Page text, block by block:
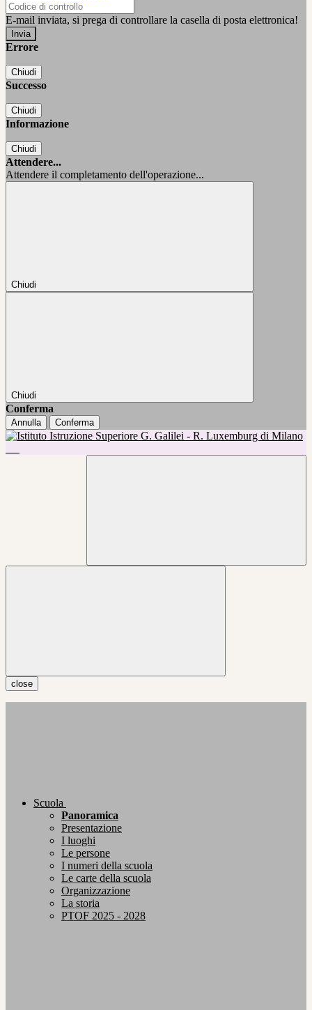
E-mail inviata, si prega di controllare la casella di posta elettronica!
Errore
Chiudi
Successo
Chiudi
Informazione
Chiudi
Attendere...
Attendere il completamento dell'operazione...
Chiudi
Chiudi
Conferma
Annulla Conferma
close
Scuola
Panoramica
Presentazione
I luoghi
Le persone
I numeri della scuola
Le carte della scuola
Organizzazione
La storia
PTOF 2025 - 2028